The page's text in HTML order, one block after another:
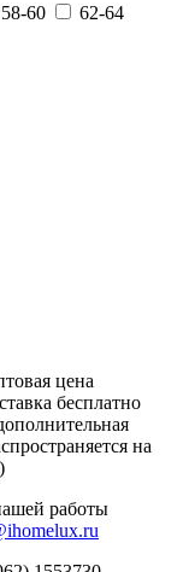
58-60
62-64
цена
бесплатно
на
работы